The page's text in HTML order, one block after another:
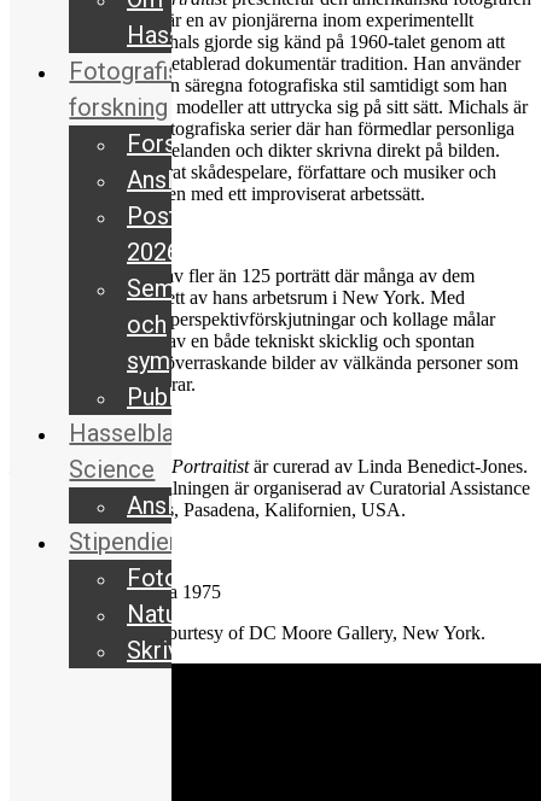
Duane Michals som är en av pionjärerna inom experimentellt
porträttfotografi. Michals gjorde sig känd på 1960-talet genom att
bryta sig loss från en etablerad dokumentär tradition. Han använder
sig i stället av sin egen säregna fotografiska stil samtidigt som han
gav utrymme för sina modeller att uttrycka sig på sitt sätt. Michals är
även känd för sina fotografiska serier där han förmedlar personliga
berättelser med meddelanden och dikter skrivna direkt på bilden.
Michals har porträtterat skådespelare, författare och musiker och
tagit sig an utmaningen med ett improviserat arbetssätt.
Utställningen består av fler än 125 porträtt där många av dem
nyligen upptäcktes i ett av hans arbetsrum i New York. Med
dubbelexponeringar, perspektivförskjutningar och kollage målar
utställningen en bild av en både tekniskt skicklig och spontan
fotograf som skapar överraskande bilder av välkända personer som
fascinerar och förundrar.
Duane Michals: The Portraitistär curerad av Linda Benedict-Jones.
Den turnerande utställningen är organiserad av Curatorial Assistance
Traveling Exhibitions, Pasadena, Kalifornien, USA.
Bild: Meryl Streep, ca 1975
© Duane Michals. Courtesy of DC Moore Gallery, New York.
Hasselbladpriset
Fotografisk
forskning
Forskning
Anslag
Postdoktor
2026
Seminarier
och
symposier
Publikationer
Hasselblad
Science
Anslag
Stipendier
Fotobokstipendier
Naturfotostipendium
Skrivarresidens